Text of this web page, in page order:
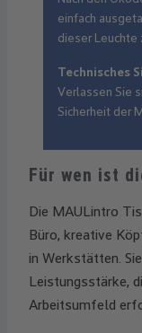
einfach
dieser Leuchte
Technisches
Verlassen Sie
Sicherheit der
Für wen ist
Die MAULintro
Büro, kreative
in Werkstätten.
Leistungsstärke,
Arbeitsumfeld